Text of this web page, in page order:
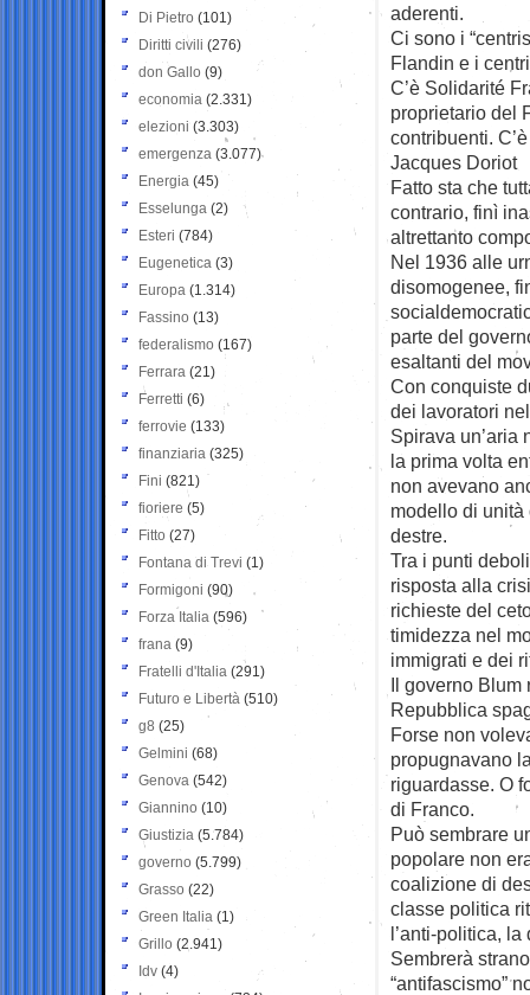
aderenti.
Ci sono i
Flandin e i
C’è Solidarité
proprietario del
contribuenti.
Jacques Doriot
Fatto sta che
contrario, finì
altrettanto
Nel 1936 alle
disomogenee,
parte del
esaltanti del
Con conquiste
dei lavoratori
Spirava un’aria
la prima volta
non avevano
modello di unità
destre.
Tra i punti
risposta alla
richieste del
timidezza nel
immigrati e dei
Il governo Blum
Repubblica
Forse non
propugnavano
riguardasse. O
di Franco.
Può sembrare
popolare non
coalizione di
classe politica
l’anti-politica,
Sembrerà
“antifascismo”
Di Pietro (101)
Diritti civili (276)
don Gallo (9)
economia (2.331)
elezioni (3.303)
emergenza (3.077)
Energia (45)
Esselunga (2)
Esteri (784)
Eugenetica (3)
Europa (1.314)
Fassino (13)
federalismo (167)
Ferrara (21)
Ferretti (6)
ferrovie (133)
finanziaria (325)
Fini (821)
fioriere (5)
Fitto (27)
Fontana di Trevi (1)
Formigoni (90)
Forza Italia (596)
frana (9)
Fratelli d'Italia (291)
Futuro e Libertà (510)
g8 (25)
Gelmini (68)
Genova (542)
Giannino (10)
Giustizia (5.784)
governo (5.799)
Grasso (22)
Green Italia (1)
Grillo (2.941)
Idv (4)